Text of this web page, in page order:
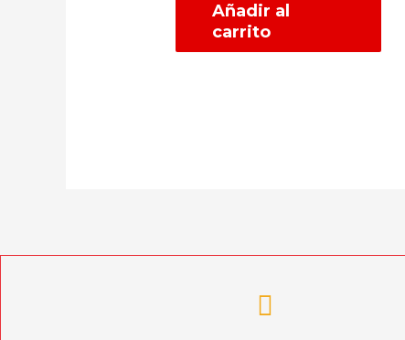
Añadir al
carrito